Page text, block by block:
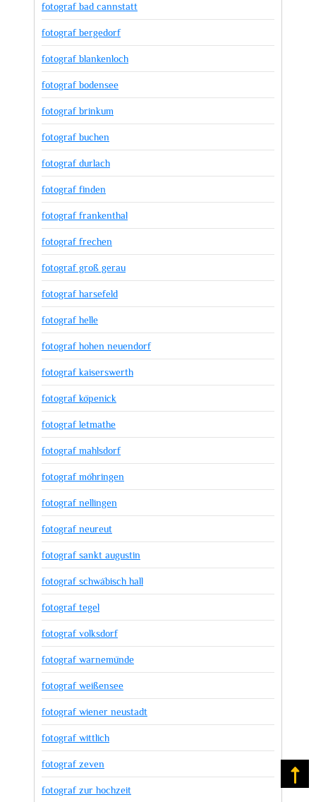
fotograf bad cannstatt
fotograf bergedorf
fotograf blankenloch
fotograf bodensee
fotograf brinkum
fotograf buchen
fotograf durlach
fotograf finden
fotograf frankenthal
fotograf frechen
fotograf groß gerau
fotograf harsefeld
fotograf helle
fotograf hohen neuendorf
fotograf kaiserswerth
fotograf köpenick
fotograf letmathe
fotograf mahlsdorf
fotograf möhringen
fotograf nellingen
fotograf neureut
fotograf sankt augustin
fotograf schwäbisch hall
fotograf tegel
fotograf volksdorf
fotograf warnemünde
fotograf weißensee
fotograf wiener neustadt
fotograf wittlich
fotograf zeven
fotograf zur hochzeit